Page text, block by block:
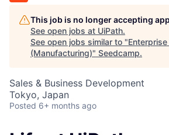
This job is no longer accepting
See open jobs at UiPath.
See open jobs similar to "
(Manufacturing)" Seedcamp.
Sales & Business Development
Tokyo, Japan
Posted 6+ months ago